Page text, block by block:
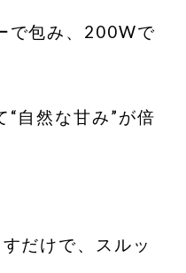
で包み、200Wで
“自然な甘み”が倍
だけで、スルッ